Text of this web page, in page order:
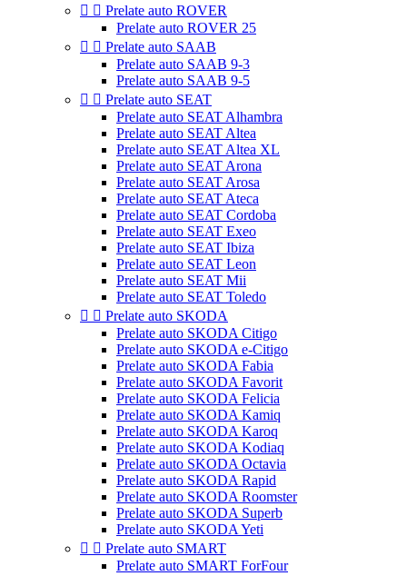
  Prelate auto ROVER
Prelate auto ROVER 25
  Prelate auto SAAB
Prelate auto SAAB 9-3
Prelate auto SAAB 9-5
  Prelate auto SEAT
Prelate auto SEAT Alhambra
Prelate auto SEAT Altea
Prelate auto SEAT Altea XL
Prelate auto SEAT Arona
Prelate auto SEAT Arosa
Prelate auto SEAT Ateca
Prelate auto SEAT Cordoba
Prelate auto SEAT Exeo
Prelate auto SEAT Ibiza
Prelate auto SEAT Leon
Prelate auto SEAT Mii
Prelate auto SEAT Toledo
  Prelate auto SKODA
Prelate auto SKODA Citigo
Prelate auto SKODA e-Citigo
Prelate auto SKODA Fabia
Prelate auto SKODA Favorit
Prelate auto SKODA Felicia
Prelate auto SKODA Kamiq
Prelate auto SKODA Karoq
Prelate auto SKODA Kodiaq
Prelate auto SKODA Octavia
Prelate auto SKODA Rapid
Prelate auto SKODA Roomster
Prelate auto SKODA Superb
Prelate auto SKODA Yeti
  Prelate auto SMART
Prelate auto SMART ForFour